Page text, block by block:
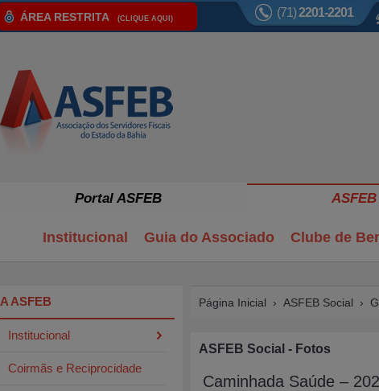
ÁREA RESTRITA (CLIQUE AQUI) (71)2201-2201
Portal ASFEB
Institucional Guia do Associado Clube de
A ASFEB
Institucional
Coirmãs e Reciprocidade
Página Inicial › ASFEB Social ›
ASFEB Social - Fotos
Caminhada Saúde –